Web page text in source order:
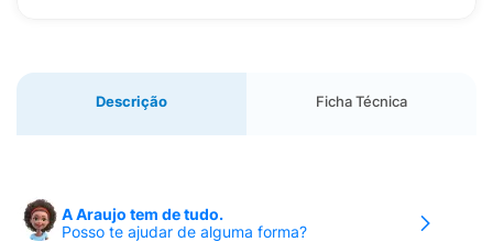
Descrição Ficha Técnica
A Araujo tem de tudo.
Posso te ajudar de alguma forma?